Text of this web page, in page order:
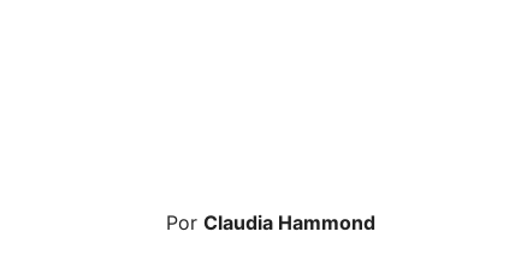
Por Claudia Hammond